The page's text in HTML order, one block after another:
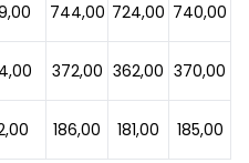
744,00 724,00 740,00
372,00 362,00 370,00
186,00 181,00 185,00